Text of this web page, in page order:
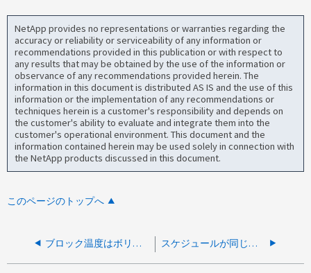
NetApp provides no representations or warranties regarding the
accuracy or reliability or serviceability of any information or
recommendations provided in this publication or with respect to
any results that may be obtained by the use of the information or
observance of any recommendations provided herein. The
information in this document is distributed AS IS and the use of this
information or the implementation of any recommendations or
techniques herein is a customer's responsibility and depends on
the customer's ability to evaluate and integrate them into the
customer's operational environment. This document and the
information contained herein may be used solely in connection with
the NetApp products discussed in this document.
このページのトップへ
ブロック温度はボリュームの移動後も維持されますか？ スケジュールが同じ場合、SnapCenterとONTAPのSnapshotの競合は想定されますか？